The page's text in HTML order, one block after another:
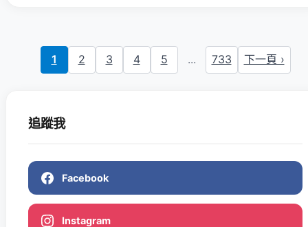
1 2 3 4 5 ... 733 下一頁 ›
追蹤我
Facebook
Instagram